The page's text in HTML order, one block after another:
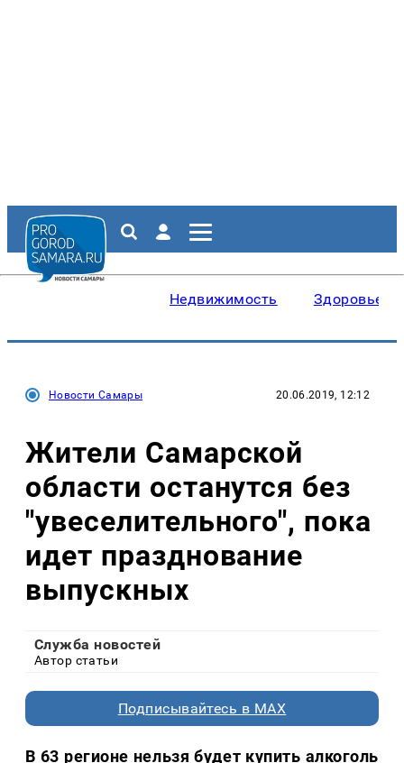
Недвижимость Здоровье
Новости Самары 20.06.2019, 12:12
Жители Самарской
области останутся без
"увеселительного", пока
идет празднование
выпускных
Служба новостей
Автор статьи
Подписывайтесь в MAX
В 63 регионе нельзя будет купить алкоголь